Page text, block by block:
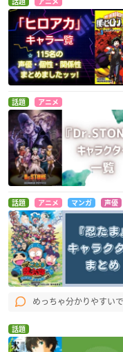
話題 アニメ
話題 アニメ マンガ 声優
めっちゃ分かりやすい
話題